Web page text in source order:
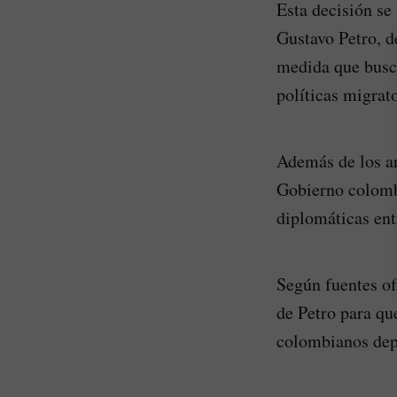
Esta decisión
Gustavo Petro,
medida que
políticas
Además de los
Gobierno
diplomáticas
Según fuentes
de Petro para
colombianos